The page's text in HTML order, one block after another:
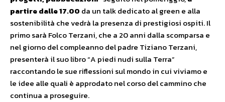
partire dalle 17.00 da un talk dedicato al green e alla
sostenibilità che vedrà la presenza di prestigiosi ospiti. Il
primo sarà Folco Terzani, che a 20 anni dalla scomparsa e
nel giorno del compleanno del padre Tiziano Terzani,
presenterà il suo libro “A piedi nudi sulla Terra”
raccontando le sue riflessioni sul mondo in cui viviamo e
le idee alle quali è approdato nel corso del cammino che
continua a proseguire.